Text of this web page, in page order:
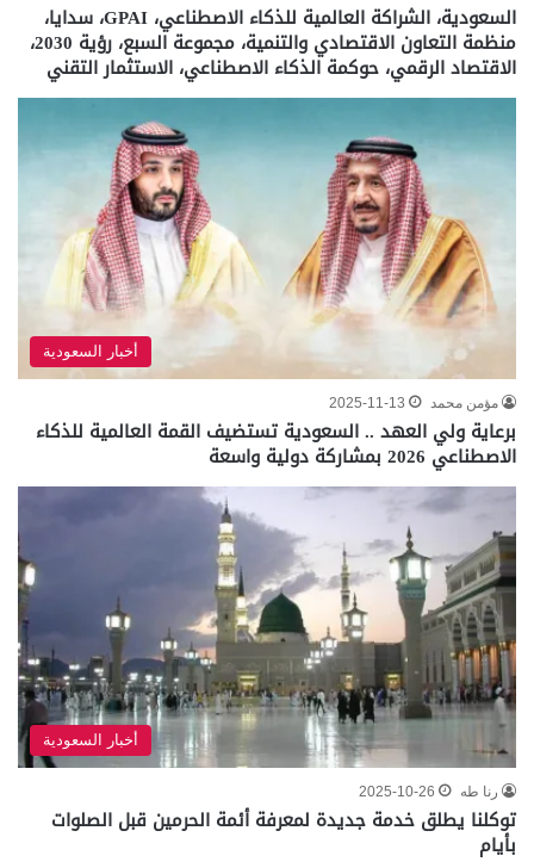
السعودية، الشراكة العالمية للذكاء الاصطناعي، GPAI، سدايا،
منظمة التعاون الاقتصادي والتنمية، مجموعة السبع، رؤية 2030،
الاقتصاد الرقمي، حوكمة الذكاء الاصطناعي، الاستثمار التقني
أخبار السعودية
مؤمن محمد 2025-11-13
برعاية ولي العهد .. السعودية تستضيف القمة العالمية للذكاء
الاصطناعي 2026 بمشاركة دولية واسعة
أخبار السعودية
رنا طه 2025-10-26
توكلنا يطلق خدمة جديدة لمعرفة أئمة الحرمين قبل الصلوات
بأيام